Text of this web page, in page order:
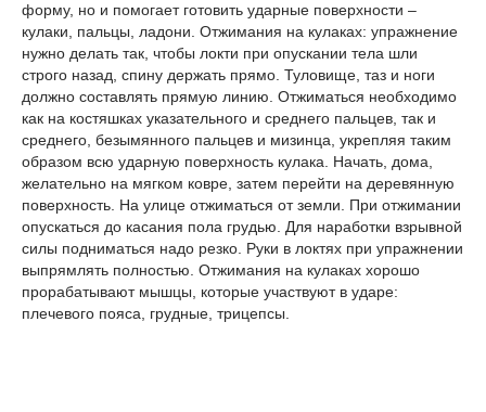
форму, но и помогает готовить ударные поверхности –
кулаки, пальцы, ладони. Отжимания на кулаках: упражнение
нужно делать так, чтобы локти при опускании тела шли
строго назад, спину держать прямо. Туловище, таз и ноги
должно составлять прямую линию. Отжиматься необходимо
как на костяшках указательного и среднего пальцев, так и
среднего, безымянного пальцев и мизинца, укрепляя таким
образом всю ударную поверхность кулака. Начать, дома,
желательно на мягком ковре, затем перейти на деревянную
поверхность. На улице отжиматься от земли. При отжимании
опускаться до касания пола грудью. Для наработки взрывной
силы подниматься надо резко. Руки в локтях при упражнении
выпрямлять полностью. Отжимания на кулаках хорошо
прорабатывают мышцы, которые участвуют в ударе:
плечевого пояса, грудные, трицепсы.